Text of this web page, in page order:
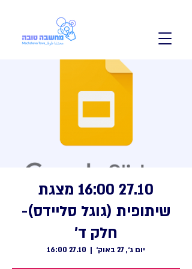
27.10 16:00 מצגת
שיתופית (גוגל סליידס)-
חלק ד'
יום ג׳, 27 באוק׳
  |
27.10 16:00